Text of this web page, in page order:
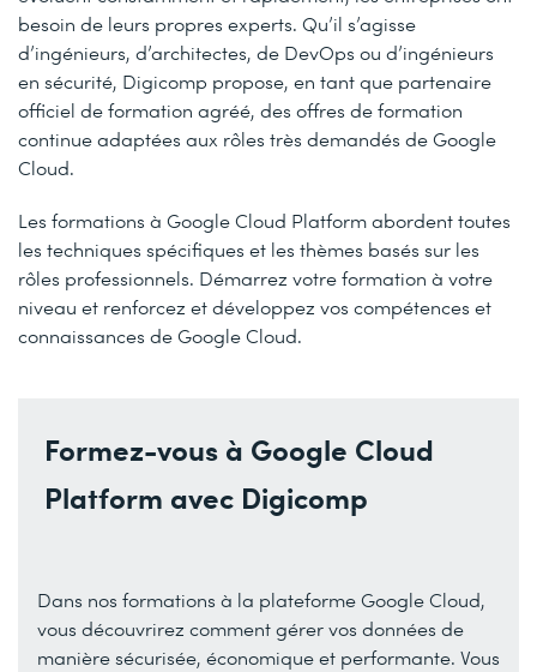
besoin de leurs propres experts. Qu’il s’agisse
d’ingénieurs, d’architectes, de DevOps ou d’ingénieurs
en sécurité, Digicomp propose, en tant que partenaire
officiel de formation agréé, des offres de formation
continue adaptées aux rôles très demandés de Google
Cloud.
Les formations à Google Cloud Platform abordent toutes
les techniques spécifiques et les thèmes basés sur les
rôles professionnels. Démarrez votre formation à votre
niveau et renforcez et développez vos compétences et
connaissances de Google Cloud.
Formez-vous à Google Cloud
Platform avec Digicomp
Dans nos formations à la plateforme Google Cloud,
vous découvrirez comment gérer vos données de
manière sécurisée, économique et performante. Vous